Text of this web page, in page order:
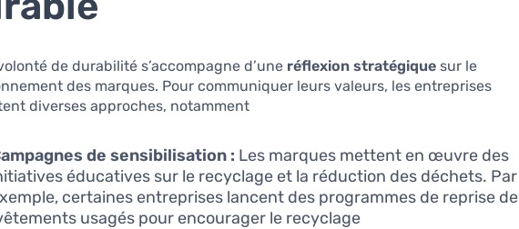
de durabilité s’accompagne d’une réflexion stratégique sur le
des marques. Pour communiquer leurs valeurs, les entreprises
diverses approches, notamment :
de sensibilisation : Les marques mettent en œuvre des
éducatives sur le recyclage et la réduction des déchets. Par
certaines entreprises lancent des programmes de reprise de
usagés pour encourager le recyclage.